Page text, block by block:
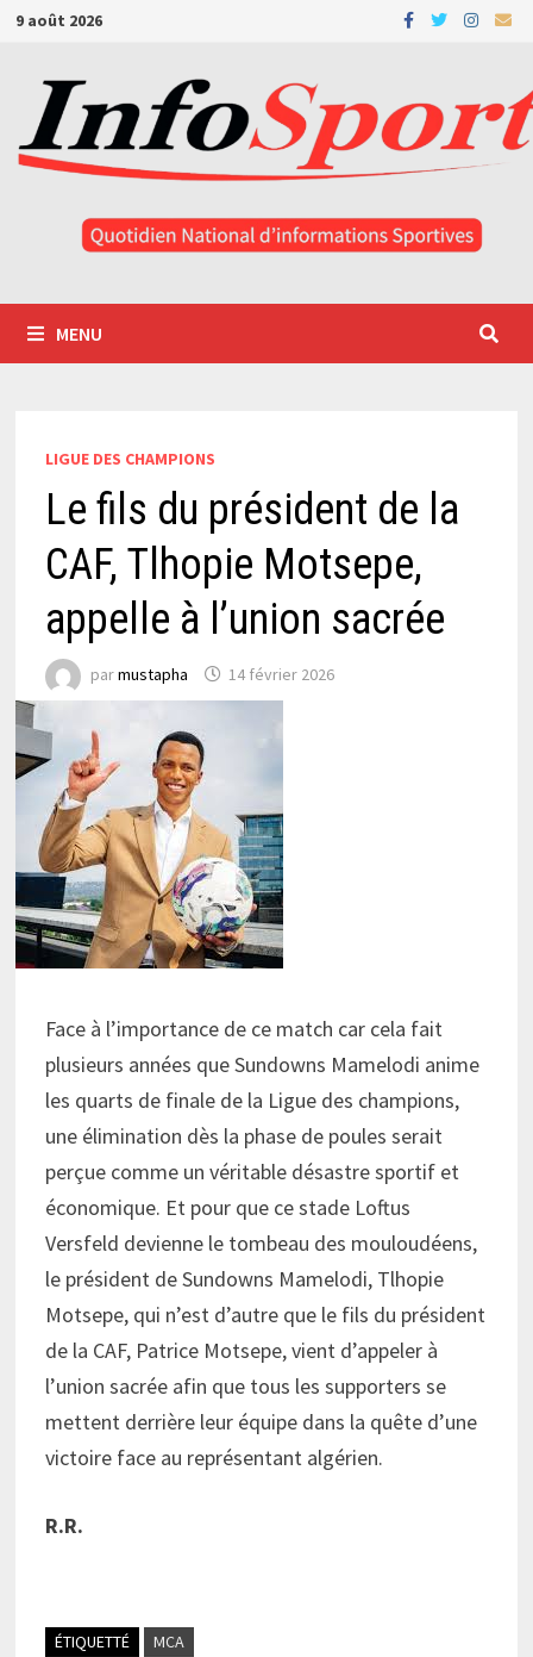
Passer
contenu
9 août 2026
MENU
LIGUE DES CHAMPIONS
Le fils du président de la
CAF, Tlhopie Motsepe,
appelle à l’union sacrée
parmustapha 14 février 2026
Face à l’importance de ce match car cela fait
plusieurs années que Sundowns Mamelodi anime
les quarts de finale de la Ligue des champions,
une élimination dès la phase de poules serait
perçue comme un véritable désastre sportif et
économique. Et pour que ce stade Loftus
Versfeld devienne le tombeau des mouloudéens,
le président de Sundowns Mamelodi, Tlhopie
Motsepe, qui n’est d’autre que le fils du président
de la CAF, Patrice Motsepe, vient d’appeler à
l’union sacrée afin que tous les supporters se
mettent derrière leur équipe dans la quête d’une
victoire face au représentant algérien.
R.R.
ÉTIQUETTÉ MCA